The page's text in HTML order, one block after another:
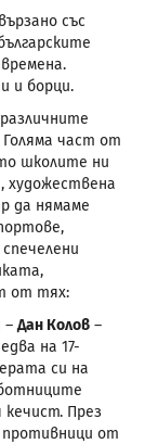
със
и борци.
Голяма част от
школите ни
художествена
да нямаме
от тях:
–Дан Колов –
на 17-
си на
През
противници от